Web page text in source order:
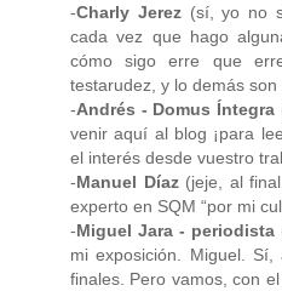
-Charly Jerez(sí, yo no
cada vez que hago
cómo sigo erre que
testarudez, y lo demás
-Andrés - Domus Íntegra
venir aquí al blog ¡para
el interés desde vuestro
-Manuel Díaz (jeje, al
experto en SQM “por mi
-Miguel Jara - periodista
mi exposición. Miguel.
finales. Pero vamos, con